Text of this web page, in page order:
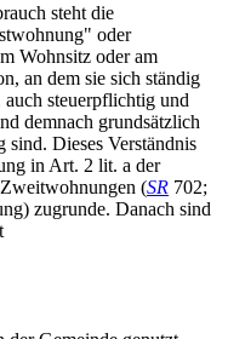
steht die
oder
Wohnsitz oder am
an dem sie sich ständig
steuerpflichtig und
demnach grundsätzlich
Dieses Verständnis
in Art. 2 lit. a der
(SR 702;
zugrunde. Danach sind